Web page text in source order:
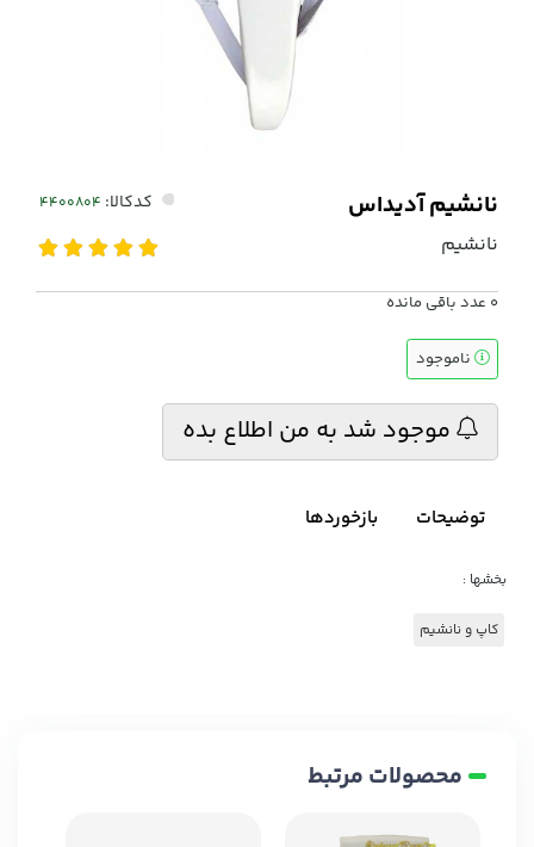
نانشیم آدیداس
نانشیم
کدکالا:
0 عدد باقی مانده
ناموجود
موجود شد به من اطلاع بده
توضیحات بازخوردها
بخشها :
کاپ و نانشیم
محصولات مرتبط